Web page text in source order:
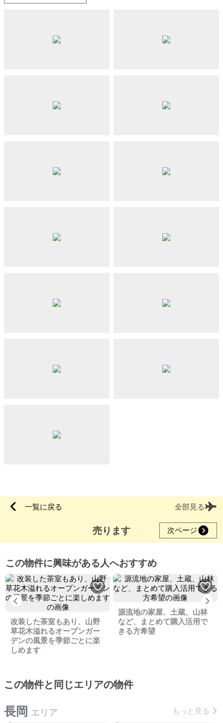
一覧に戻る 全部見る
売ります 次ページ
この物件に興味がある人へおすすめ
Previous
改装した茶室もあり、山野
草花木溢れるオープンガー
デンの風景を季節ごとに楽
しめます
源流地の家屋、土蔵、山林
など、まとめて購入活用で
きる方希望
この物件と同じエリアの物件
長岡 エリア もっと見る